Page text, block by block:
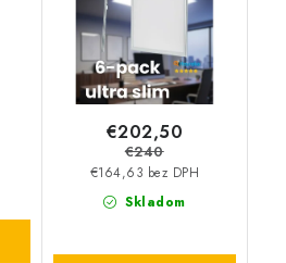
Skladom
€164,63 bez DPH
€202,50
€240